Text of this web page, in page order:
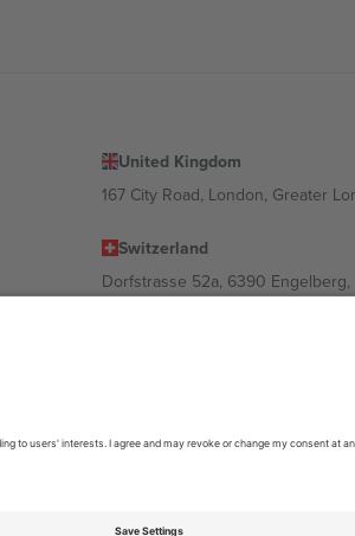
United Kingdom
167 City Road, London, Greater
Switzerland
Dorfstrasse 52a, 6390
Mexico